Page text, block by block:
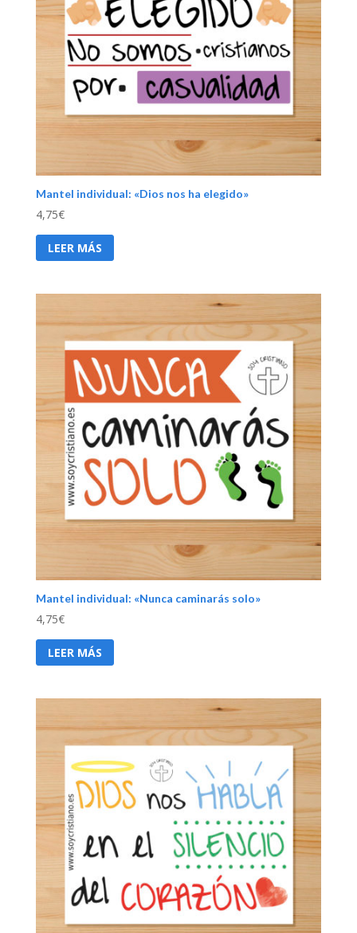
Mantel individual: «Dios nos ha elegido»
4,75€
LEER MÁS
Mantel individual: «Nunca caminarás solo»
4,75€
LEER MÁS